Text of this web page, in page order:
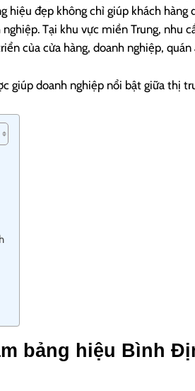
hiệu đẹp không chỉ giúp khách hàng
Tại khu vực miền Trung, nhu
của cửa hàng, doanh nghiệp, quán
giúp doanh nghiệp nổi bật giữa thị
bảng hiệu Bình